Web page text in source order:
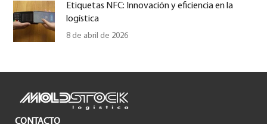
Etiquetas NFC: Innovación y eficiencia en la
logística
8 de abril de 2026
CONTACTO